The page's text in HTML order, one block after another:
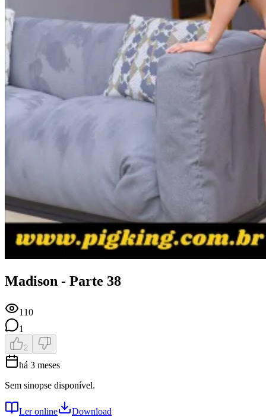
Madison - Parte 38
110
1
2
há 3 meses
Sem sinopse disponível.
Ler online Download